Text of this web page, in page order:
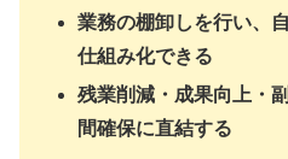
業務の棚卸しを行い、
仕組み化できる
残業削減・成果向上・
間確保に直結する